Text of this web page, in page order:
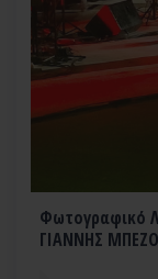
Φωτογραφικό
ΓΙΑΝΝΗΣ